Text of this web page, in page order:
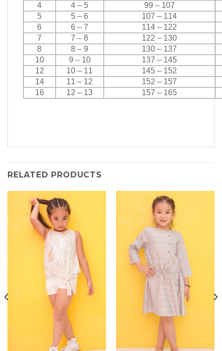
4
4 – 5
99 – 107
5
5 – 6
107 – 114
6
6 – 7
114 – 122
7
7 – 8
122 – 130
8
8 – 9
130 – 137
10
9 – 10
137 – 145
12
10 – 11
145 – 152
14
11 – 12
152 – 157
16
12 – 13 157 – 165
RELATED PRODUCTS